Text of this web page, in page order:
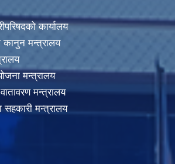
कार्यालय
कानुन मन्त्रालय
मन्त्रालय
मन्त्रालय
सहकारी मन्त्रालय